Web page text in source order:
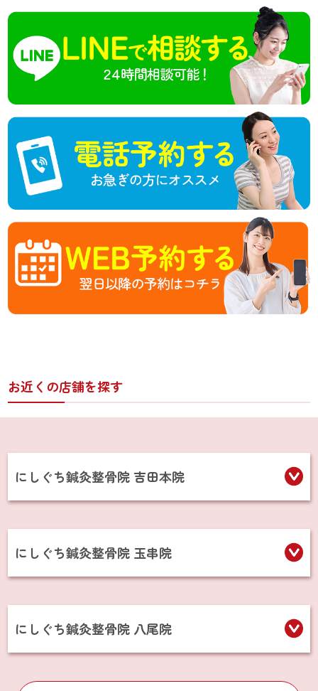
お近くの店舗を探す
にしぐち鍼灸整骨院 吉田本院
にしぐち鍼灸整骨院 玉串院
にしぐち鍼灸整骨院 八尾院